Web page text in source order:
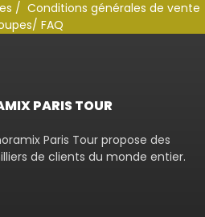
/ Conditions générales de vente
/ FAQ
PARIS TOUR
Paris Tour propose des
de clients du monde entier.